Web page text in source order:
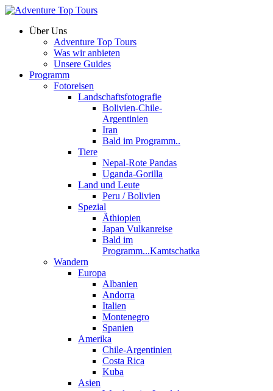
Über Uns
Adventure Top Tours
Was wir anbieten
Unsere Guides
Programm
Fotoreisen
Landschaftsfotografie
Bolivien-Chile-
Argentinien
Iran
Bald im Programm..
Tiere
Nepal-Rote Pandas
Uganda-Gorilla
Land und Leute
Peru / Bolivien
Spezial
Äthiopien
Japan Vulkanreise
Bald im
Programm...Kamtschatka
Wandern
Europa
Albanien
Andorra
Italien
Montenegro
Spanien
Amerika
Chile-Argentinien
Costa Rica
Kuba
Asien